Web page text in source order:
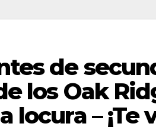
de
los Oak
locura – ¡Te